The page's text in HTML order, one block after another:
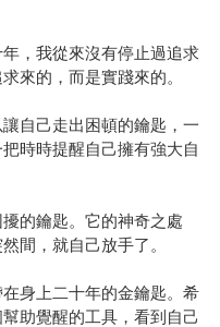
，我從來沒有停止過追求
來的，而是實踐來的。
自己走出困頓的鑰匙，一
時時提醒自己擁有強大自
的鑰匙。它的神奇之處
間，就自己放手了。
身上二十年的金鑰匙。希
助覺醒的工具，看到自己